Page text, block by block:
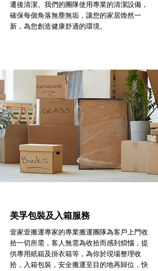
遷後清潔。我們的團隊使用專業的清潔設備，
確保每個角落無塵無垢，讓您的家居煥然一
新，為您創造健康舒適的環境。
美孚包裝及入箱服務
壹家壹搬運專家的專業搬運團隊為客戶上門收
拾一切所需，客人無需為收拾而感到煩惱，提
供專用紙箱及掛衣箱等，為你於現場整理收
拾，入箱包裝，安全搬運至目的地再歸位，快